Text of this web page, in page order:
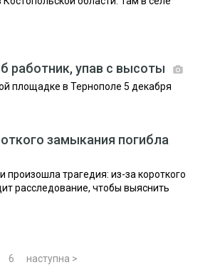
работник, упав с высоты
площадке в Тернополе 5 декабря
замыкания погибла
трагедия: из-за короткого
расследование, чтобы выяснить
6 наступна >